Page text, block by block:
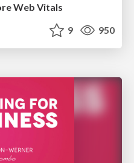
Web Vitals
9 950